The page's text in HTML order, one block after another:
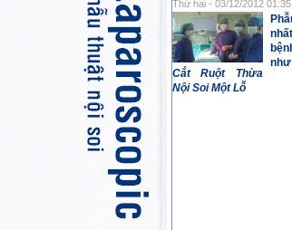
Thứ hai - 03/12/2012 01:35
Cắt Ruột Thừa
Nội Soi Một Lỗ
như